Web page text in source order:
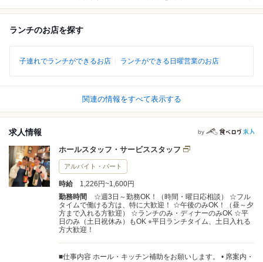
ランチのお店を探す
子連れでランチができるお店 ランチができる日曜営業のお店
関連の情報をすべて表示する
求人情報 by
ホールスタッフ・サービススタッフ
アルバイト・パート
時給
1,226円~1,600円
勤務時間
☆週3日～勤務OK！（時間・曜日応相談） ☆フル
タイムで働ける方は、特に大歓迎！ ☆午後のみOK！（昼～夕
方まで入れる方歓迎） ☆ランチのみ・ディナーのみOK ☆平
日のみ（土日祝休み）もOK ⭐︎平日ランチタイム、土日入れる
方大歓迎！
■仕事内容 ホール・キッチン補助をお願いします。 • 席案内・